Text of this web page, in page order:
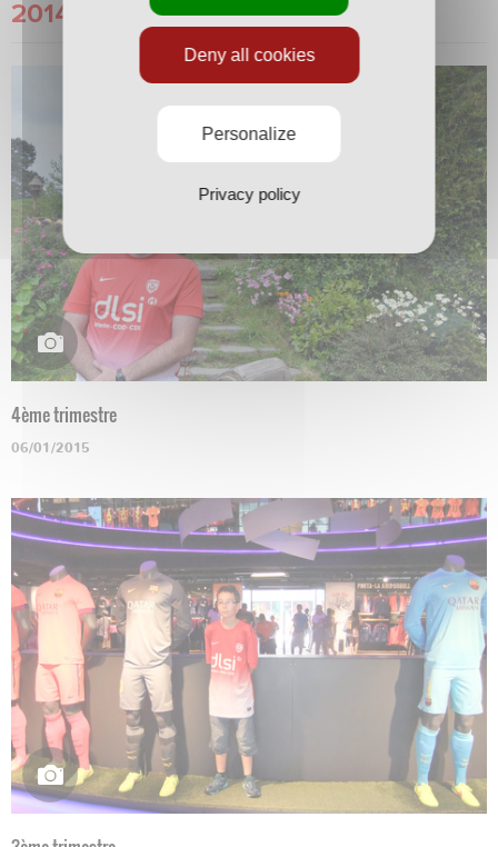
2014
4ème trimestre
06/01/2015
Deny all cookies
Personalize
Privacy policy